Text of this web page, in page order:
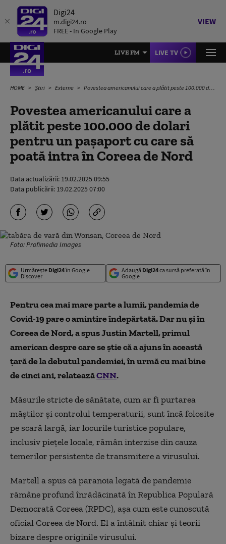
Digi24
m.digi24.ro
FREE - In Google Play
VIEW
LIVE FM LIVE TV
HOME Știri Externe Povestea americanului care a plătit peste 100.000 de dolari pentru un pașaport cu care să poată intra în Coreea de Nord
Povestea americanului care a
plătit peste 100.000 de dolari
pentru un pașaport cu care să
poată intra în Coreea de Nord
Data actualizării: 19.02.2025 09:55
Data publicării: 19.02.2025 07:00
Foto: Profimedia Images
Urmărește Digi24în Google
Discover
Adaugă Digi24ca sursă preferată în
Google
Pentru cea mai mare parte a lumii, pandemia de
Covid-19 pare o amintire îndepărtată. Dar nu și în
Coreea de Nord, a spus Justin Martell, primul
american despre care se știe că a ajuns în această
țară de la debutul pandemiei, în urmă cu mai bine
de cinci ani, relateazăCNN.
Măsurile stricte de sănătate, cum ar fi purtarea
măștilor și controlul temperaturii, sunt încă folosite
pe scară largă, iar locurile turistice populare,
inclusiv piețele locale, rămân interzise din cauza
temerilor persistente de transmitere a virusului.
Martell a spus că paranoia legată de pandemie
rămâne profund înrădăcinată în Republica Populară
Democrată Coreea (RPDC), așa cum este cunoscută
oficial Coreea de Nord. El a întâlnit chiar și teorii
bizare despre originile virusului.